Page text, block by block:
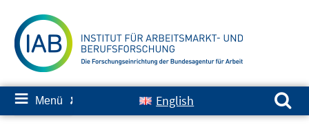
zum
Inhalt
≡ Menü ✘ English
Suchen nach: